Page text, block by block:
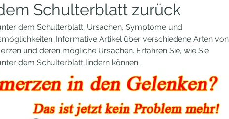
Schulterblatt zurück
dem Schulterblatt: Ursachen, Symptome und
Informative Artikel über verschiedene Arten von
und deren mögliche Ursachen. Erfahren Sie, wie Sie
dem Schulterblatt lindern können.